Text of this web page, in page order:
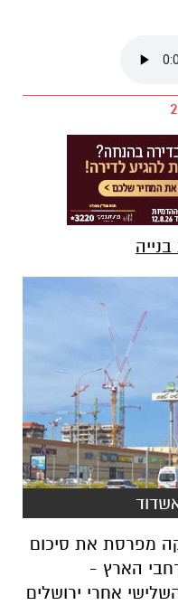
מפרסת את סיכום
ברחבי הארץ -
אחרי ירושלים